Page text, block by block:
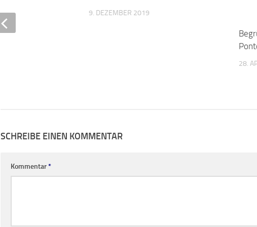
9. DEZEMBER 2019
SCHREIBE EINEN KOMMENTAR
Kommentar*